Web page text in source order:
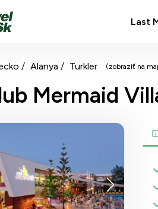
Last
Alanya Turkler (zobraziť na
Mermaid